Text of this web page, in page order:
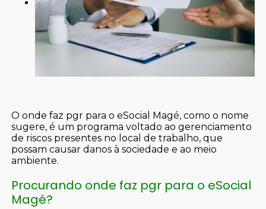
O onde faz pgr para o eSocial Magé, como o nome
sugere, é um programa voltado ao gerenciamento
de riscos presentes no local de trabalho, que
possam causar danos à sociedade e ao meio
ambiente.
Procurando onde faz pgr para o eSocial
Magé?